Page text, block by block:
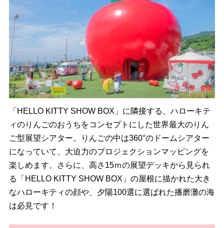
「HELLO KITTY SHOW BOX」に隣接する、ハローキテ
ィのりんごのおうちをコンセプトにした世界最大のりん
ご型展望シアター。りんごの中は360°のドームシアター
になっていて、大迫力のプロジェクションマッピングを
楽しめます。さらに、高さ15ｍの展望デッキから見られ
る「HELLO KITTY SHOW BOX」の屋根に描かれた大き
なハローキティの顔や、夕陽100選に選ばれた播磨灘の海
は必見です！